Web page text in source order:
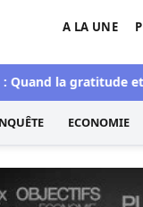
et
A LA UNE
la gratitude et
ECONOMIE